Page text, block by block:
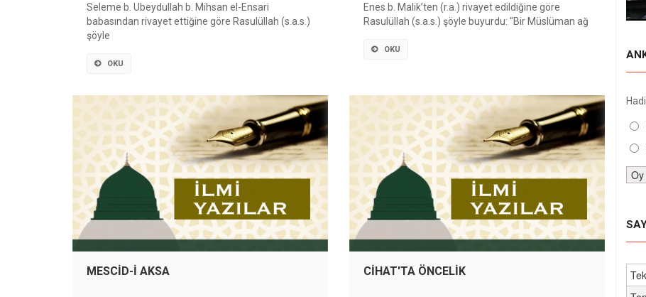
Seleme b. Ubeydullah b. Mihsan el-Ensari
babasından rivayet ettiğine göre Rasulüllah (s.a.s.)
şöyle
OKU
Enes b. Malik’ten (r.a.) rivayet edildiğine göre
Rasulüllah (s.a.s.) şöyle buyurdu: "Bir Müslüman ağ
OKU
MESCİD-İ AKSA CİHAT'TA ÖNCELİK